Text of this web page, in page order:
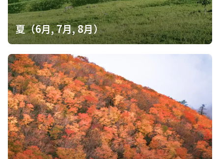
夏（6月, 7月, 8月）